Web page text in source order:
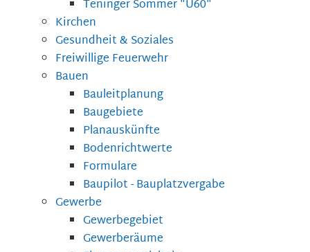
Teninger Sommer "Ü60"
Kirchen
Gesundheit & Soziales
Freiwillige Feuerwehr
Bauen
Bauleitplanung
Baugebiete
Planauskünfte
Bodenrichtwerte
Formulare
Baupilot - Bauplatzvergabe
Gewerbe
Gewerbegebiet
Gewerberäume